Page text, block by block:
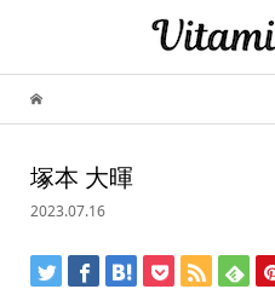
塚本 大暉
2023.07.16